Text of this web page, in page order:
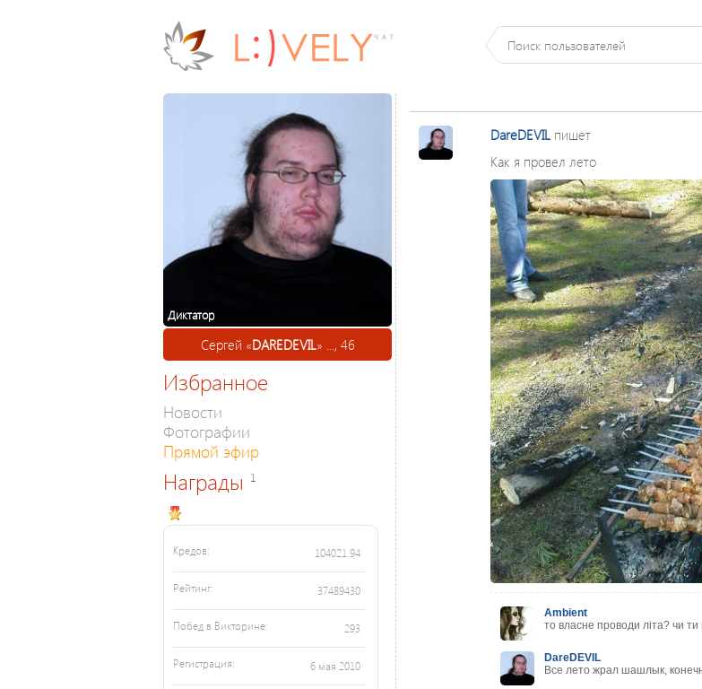
Диктатор
Сергей «DAREDEVIL» ..., 46
Избранное
Новости
Фотографии
Прямой эфир
Награды 1
Кредов: 104021.94
Рейтинг: 37489430
Побед в Викторине: 293
Регистрация: 6 мая 2010
DareDEVIL пишет
Как я провел лето
Ambient
то власне проводи літа? чи
DareDEVIL
Все лето жрал шашлык,